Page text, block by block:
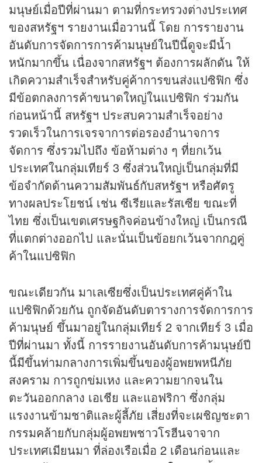
มนุษย์เมื่อปีที่ผ่านมา ตามที่กระทรวงต่างประเทศ
ของสหรัฐฯ รายงานเมื่อวานนี้ โดย การรายงาน
อันดับการจัดการการค้ามนุษย์ในปีนี้ดูจะมีน้ำ
หนักมากขึ้น เนื่องจากสหรัฐฯ ต้องการผลักดัน ให้
เกิดความสำเร็จสำหรับคู่ค้าการขนส่งแปซิฟิก ซึ่ง
มีข้อตกลงการค้าขนาดใหญ่ในแปซิฟิก ร่วมกัน
ก่อนหน้านี้ สหรัฐฯ ประสบความสำเร็จอย่าง
รวดเร็วในการเจรจาการต่อรองอำนาจการ
จัดการ ซึ่งรวมไปถึง ข้อห้ามต่าง ๆ ที่ยกเว้น
ประเทศในกลุ่มเทียร์ 3 ซึ่งส่วนใหญ่เป็นกลุ่มที่มี
ข้อจำกัดด้านความสัมพันธ์กับสหรัฐฯ หรือศัตรู
ทางผลประโยชน์ เช่น ซีเรียและรัสเซีย ขณะที่
ไทย ซึ่งเป็นเขตเศรษฐกิจค่อนข้างใหญ่ เป็นกรณี
ที่แตกต่างออกไป และนั่นเป็นข้อยกเว้นจากกฎคู่
ค้าในแปซิฟิก
ขณะเดียวกัน มาเลเซียซึ่งเป็นประเทศคู่ค้าใน
แปซิฟิกด้วยกัน ถูกจัดอันดับตารางการจัดการการ
ค้ามนุษย์ ขึ้นมาอยู่ในกลุ่มเทียร์ 2 จากเทียร์ 3 เมื่อ
ปีที่ผ่านมา ทั้งนี้ การรายงานอันดับการค้ามนุษย์ปี
นี้มีขึ้นท่ามกลางการเพิ่มขึ้นของผู้อพยพหนีภัย
สงคราม การถูกข่มเหง และความยากจนใน
ตะวันออกกลาง เอเชีย และแอฟริกา ซึ่งกลุ่ม
แรงงานข้ามชาติและผู้ลี้ภัย เสี่ยงที่จะเผชิญชะตา
กรรมคล้ายกับกลุ่มผู้อพยพชาวโรฮีนจาจาก
ประเทศเมียนมา ที่ล่องเรือเมื่อ 2 เดือนก่อนและ